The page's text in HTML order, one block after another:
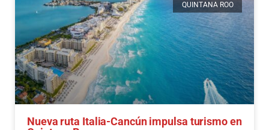
QUINTANA ROO
Nueva ruta Italia-Cancún impulsa turismo en